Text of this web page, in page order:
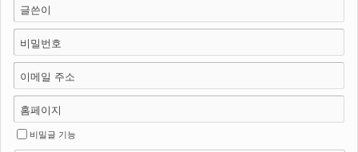
글쓴이
비밀번호
이메일 주소
홈페이지
비밀글 기능